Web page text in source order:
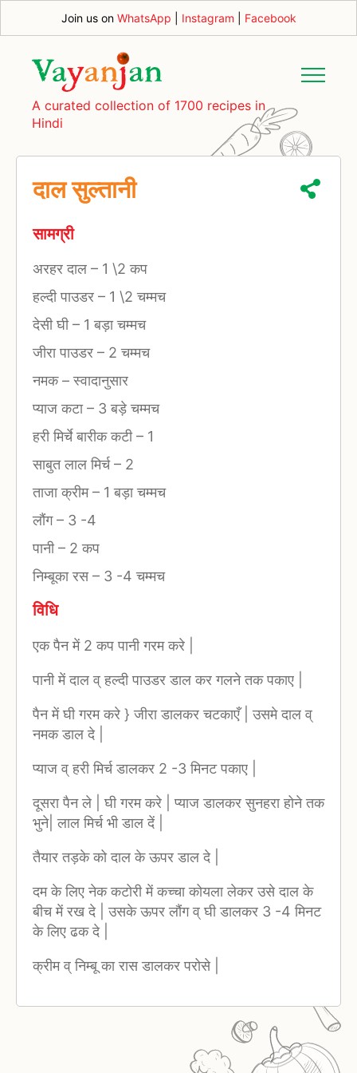
Join us on WhatsApp Instagram Facebook
A curated collection of 1700 recipes in
Hindi
दाल सुल्तानी
सामग्री
अरहर दाल – 1 \2 कप
हल्दी पाउडर – 1 \2 चम्मच
देसी घी– 1 बड़ा चम्मच
जीरा पाउडर – 2 चम्मच
नमक–स्वादानुसार
प्याज कटा– 3 बड़े चम्मच
हरी मिर्चे बारीक कटी– 1
साबुत लाल मिर्च– 2
ताजा क्रीम– 1 बड़ा चम्मच
लौंग– 3 -4
पानी– 2 कप
निम्बूका रस– 3 -4 चम्मच
विधि
एक पैन में 2 कप पानी गरम करे |
पानी में दाल व् हल्दी पाउडर डाल कर गलने तक पकाए |
पैन में घी गरम करे } जीरा डालकर चटकाएँ | उसमे दाल व्
नमक डाल दे |
प्याज व् हरी मिर्च डालकर 2 -3 मिनट पकाए |
दूसरा पैन ले | घी गरम करे | प्याज डालकर सुनहरा होने तक
भुने| लाल मिर्च भी डाल दें |
तैयार तड़के को दाल के ऊपर डाल दे |
दम के लिए नेक कटोरी में कच्चा कोयला लेकर उसे दाल के
बीच में रख दे | उसके ऊपर लौंग व् घी डालकर 3 -4 मिनट
के लिए ढक दे |
क्रीम व् निम्बू का रास डालकर परोसे |